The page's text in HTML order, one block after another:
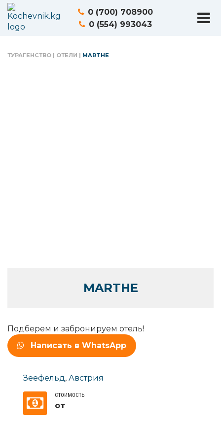
0 (700) 708900
0 (554) 993043
ТУРАГЕНСТВО | ОТЕЛИ | MARTHE
MARTHE
Подберем и забронируем отель!
Написать в WhatsApp
Зеефельд, Австрия
СТОИМОСТЬ
от